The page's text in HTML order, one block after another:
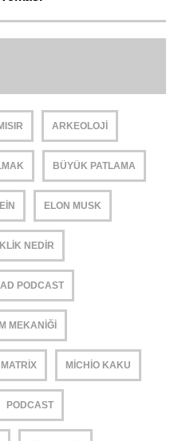
ARKEOLOJI
BÜYÜK PATLAMA
ELON MUSK
NEDIR
PODCAST
MEKANIĞI
MATRIX MICHIO KAKU
PODCAST